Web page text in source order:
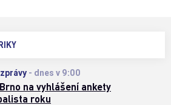
- dnes v 9:00
na vyhlášení ankety
roku